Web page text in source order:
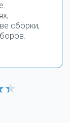
сборки,